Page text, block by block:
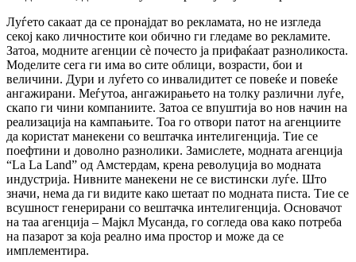
Луѓето сакаат да се пронајдат во рекламата, но не изгледа
секој како личностите кои обично ги гледаме во рекламите.
Затоа, модните агенции сѐ почесто ја прифаќаат разноликоста.
Моделите сега ги има во сите облици, возрасти, бои и
величини. Дури и луѓето со инвалидитет се повеќе и повеќе
ангажирани. Меѓутоа, ангажирањето на толку различни луѓе,
скапо ги чини компаниите. Затоа се впуштија во нов начин на
реализација на кампањите. Тоа го отвори патот на агенциите
да користат манекени со вештачка интелигенција. Тие се
поефтини и доволно разнолики. Замислете, модната агенција
“La La Land” од Амстердам, крена револуција во модната
индустрија. Нивните манекени не се вистински луѓе. Што
значи, нема да ги видите како шетаат по модната писта. Тие се
всушност генерирани со вештачка интелигенција. Основачот
на таа агенција – Мајкл Мусанда, го согледа ова како потреба
на пазарот за која реално има простор и може да се
имплементира.